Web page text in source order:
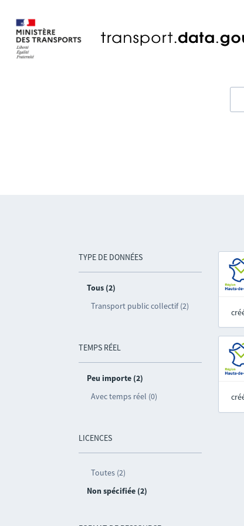
TYPE DE DONNÉES
Tous (2)
Transport public collectif (2)
TEMPS RÉEL
Peu importe (2)
Avec temps réel (0)
LICENCES
Toutes (2)
Non spécifiée (2)